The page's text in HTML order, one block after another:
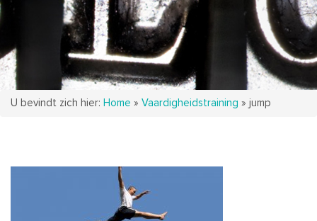
U bevindt zich hier: Home » Vaardigheidstraining » jump